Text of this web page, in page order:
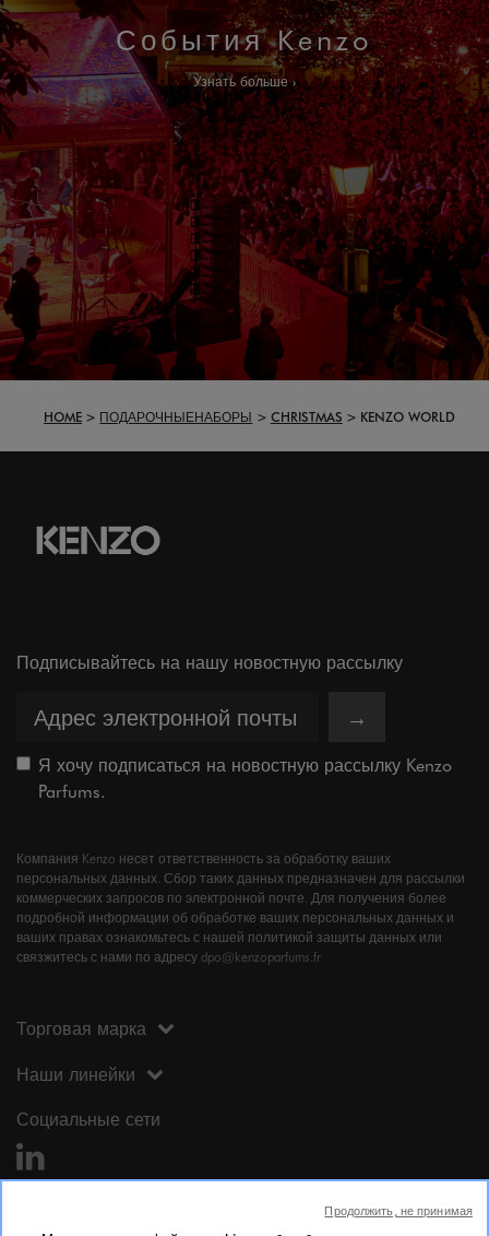
События Kenzo
Узнать больше
HOME ПОДАРОЧНЫЕНАБОРЫ CHRISTMAS KENZO WORLD
Подписывайтесь на нашу новостную рассылку
→
Я хочу подписаться на новостную рассылку Kenzo
Parfums.
Компания Kenzo несет ответственность за обработку ваших
персональных данных. Сбор таких данных предназначен для рассылки
коммерческих запросов по электронной почте. Для получения более
подробной информации об обработке ваших персональных данных и
ваших правах ознакомьтесь с нашей политикой защиты данных или
связжитесь с нами по адресу dpo@kenzoparfums.fr
Торговая марка
Наши линейки
Социальные сети
Продолжить, не принимая